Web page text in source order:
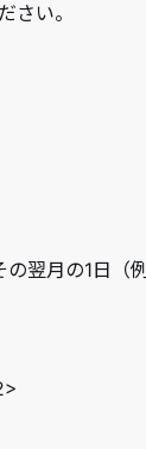
さい。
月の1日（例